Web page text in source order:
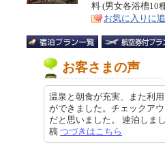
ア
徴
料 (男女各浴槽10
お気に入りに
お客さまの声
温泉と朝食が充実、また利
ができました。チェックア
だと思いました。 連泊し
稿 つづきはこちら